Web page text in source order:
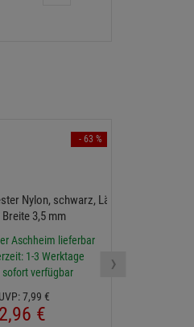
Nylon, schwarz, Länge 300
Breite 3,5 mm
Aschheim lieferbar
1-3 Werktage
sofort verfügbar
UVP:7,99 €
2,96 €
- 63 %
›